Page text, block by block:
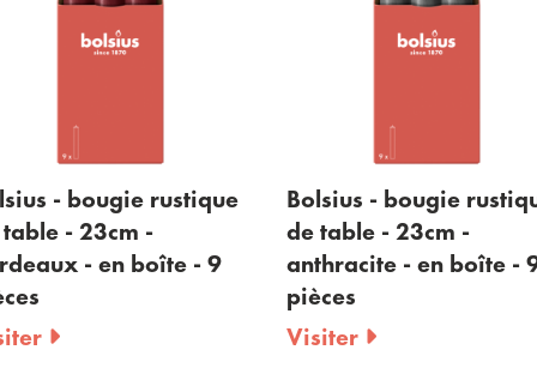
- bougie rustique
- 23cm -
- en boîte - 9
Bolsius - bougie
de table - 23cm -
anthracite - en boîte -
pièces
Visiter